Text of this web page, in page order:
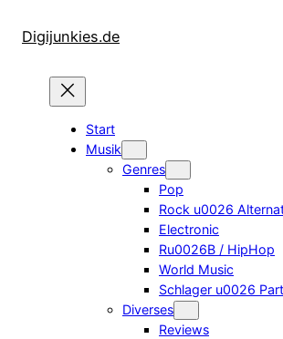
InhaltDigijunkies.de
Start
Musik
Genres
Pop
Rock u0026
Electronic
Ru0026B / HipHop
World Music
Schlager u0026
Diverses
Reviews